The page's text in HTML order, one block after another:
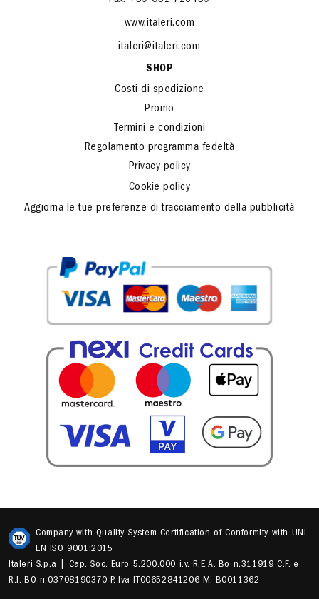
www.italeri.com
italeri@italeri.com
SHOP
Costi di spedizione
Promo
Termini e condizioni
Regolamento programma fedeltà
Privacy policy
Cookie policy
Aggiorna le tue preferenze di tracciamento della pubblicità
Company with Quality System Certification of Conformity with UNI
EN ISO 9001:2015
Italeri S.p.a | Cap. Soc. Euro 5.200.000 i.v. R.E.A. Bo n.311919 C.F. e
R.I. BO n.03708190370 P. Iva IT00652841206 M. B0011362